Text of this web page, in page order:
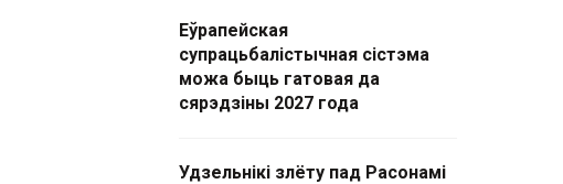
Еўрапейская
супрацьбалістычная сістэма
можа быць гатовая да
сярэдзіны 2027 года
Удзельнікі злёту пад Расонамі